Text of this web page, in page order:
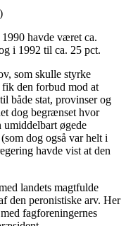
havde været ca.
i 1992 til ca. 25 pct.
som skulle styrke
den forbud mod at
både stat, provinser og
dog begrænset hvor
øgede
dog også var helt i
havde vist at den
landets magtfulde
den peronistiske arv. Her
fagforeningernes